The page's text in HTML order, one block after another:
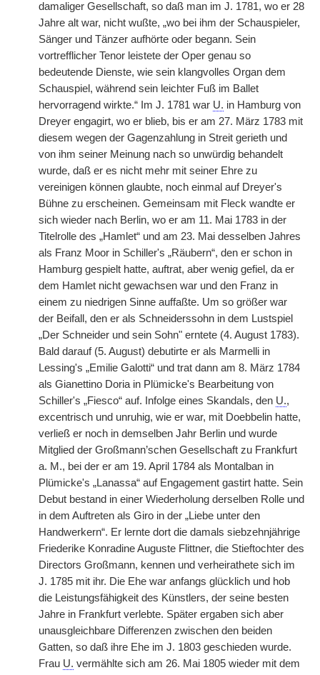
damaliger Gesellschaft, so daß man im J. 1781, wo er 28
Jahre alt war, nicht wußte, „wo bei ihm der Schauspieler,
Sänger und Tänzer aufhörte oder begann. Sein
vortrefflicher Tenor leistete der Oper genau so
bedeutende Dienste, wie sein klangvolles Organ dem
Schauspiel, während sein leichter Fuß im Ballet
hervorragend wirkte.“ Im J. 1781 war U. in Hamburg von
Dreyer engagirt, wo er blieb, bis er am 27. März 1783 mit
diesem wegen der Gagenzahlung in Streit gerieth und
von ihm seiner Meinung nach so unwürdig behandelt
wurde, daß er es nicht mehr mit seiner Ehre zu
vereinigen können glaubte, noch einmal auf Dreyer's
Bühne zu erscheinen. Gemeinsam mit Fleck wandte er
sich wieder nach Berlin, wo er am 11. Mai 1783 in der
Titelrolle des „Hamlet“ und am 23. Mai desselben Jahres
als Franz Moor in Schiller's „Räubern“, den er schon in
Hamburg gespielt hatte, auftrat, aber wenig gefiel, da er
dem Hamlet nicht gewachsen war und den Franz in
einem zu niedrigen Sinne auffaßte. Um so größer war
der Beifall, den er als Schneiderssohn in dem Lustspiel
„Der Schneider und sein Sohn" erntete (4. August 1783).
Bald darauf (5. August) debutirte er als Marmelli in
Lessing's „Emilie Galotti“ und trat dann am 8. März 1784
als Gianettino Doria in Plümicke's Bearbeitung von
Schiller's „Fiesco“ auf. Infolge eines Skandals, den U.,
excentrisch und unruhig, wie er war, mit Doebbelin hatte,
verließ er noch in demselben Jahr Berlin und wurde
Mitglied der Großmann’schen Gesellschaft zu Frankfurt
a. M., bei der er am 19. April 1784 als Montalban in
Plümicke's „Lanassa“ auf Engagement gastirt hatte. Sein
Debut bestand in einer Wiederholung derselben Rolle und
in dem Auftreten als Giro in der „Liebe unter den
Handwerkern“. Er lernte dort die damals siebzehnjährige
Friederike Konradine Auguste Flittner, die Stieftochter des
Directors Großmann, kennen und verheirathete sich im
J. 1785 mit ihr. Die Ehe war anfangs glücklich und hob
die Leistungsfähigkeit des Künstlers, der seine besten
Jahre in Frankfurt verlebte. Später ergaben sich aber
unausgleichbare Differenzen zwischen den beiden
Gatten, so daß ihre Ehe im J. 1803 geschieden wurde.
Frau U. vermählte sich am 26. Mai 1805 wieder mit dem